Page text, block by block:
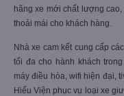
hãng xe mới chất lượng
thoải mái cho khách hàng.
Nhà xe cam kết cung cấp
tối đa cho hành khách
máy điều hòa, wifi hiện đại,
Hiếu Viện phục vụ loại xe